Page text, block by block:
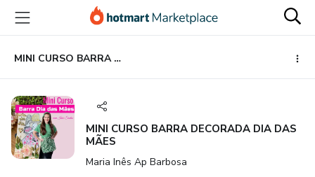
para
conteúdo
principal
para
pagamento
para
rodapé
MINI CURSO BARRA DECORADA DIA DAS MÃES
MINI CURSO BARRA DECORADA DIA DAS
MÃES
Maria Inês Ap Barbosa